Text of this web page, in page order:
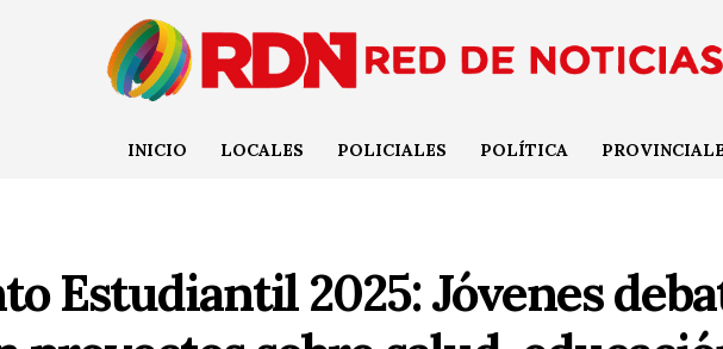
INICIO LOCALES POLICIALES POLÍTICA
Estudiantil 2025: Jóvenes